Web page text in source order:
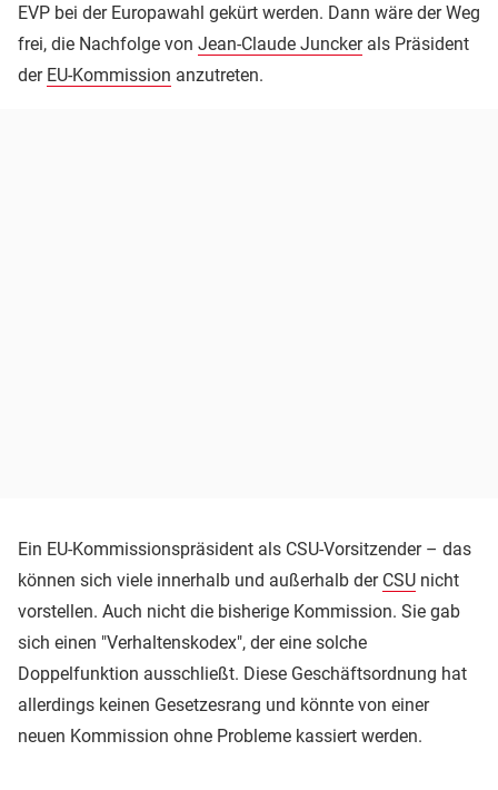
EVP bei der Europawahl gekürt werden. Dann wäre der Weg
frei, die Nachfolge von Jean-Claude Junckerals Präsident
der EU-Kommission anzutreten.
Ein EU-Kommissionspräsident als CSU-Vorsitzender – das
können sich viele innerhalb und außerhalb der CSU nicht
vorstellen. Auch nicht die bisherige Kommission. Sie gab
sich einen "Verhaltenskodex", der eine solche
Doppelfunktion ausschließt. Diese Geschäftsordnung hat
allerdings keinen Gesetzesrang und könnte von einer
neuen Kommission ohne Probleme kassiert werden.